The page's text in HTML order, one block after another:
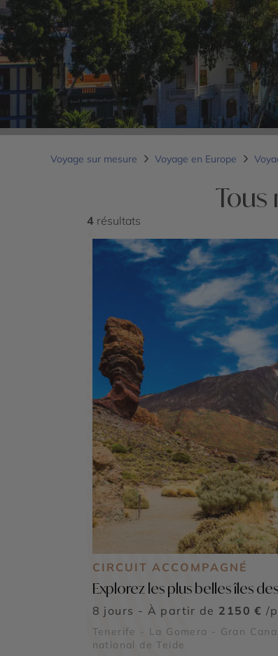
Voyage sur mesure Voyage en Europe
Tous
4 résultats
CIRCUIT ACCOMPAGNÉ
Explorez les plus belles îles
8 jours - À partir de 2150 € /
Tenerife - La Gomera - Gran
national de Teide